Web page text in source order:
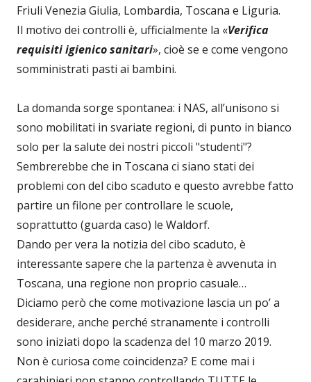
Friuli Venezia Giulia, Lombardia, Toscana e Liguria.
Il motivo dei controlli è, ufficialmente la «Verifica
requisiti igienico sanitari», cioè se e come vengono
somministrati pasti ai bambini.
La domanda sorge spontanea: i NAS, all’unisono si
sono mobilitati in svariate regioni, di punto in bianco
solo per la salute dei nostri piccoli "studenti"?
Sembrerebbe che in Toscana ci siano stati dei
problemi con del cibo scaduto e questo avrebbe fatto
partire un filone per controllare le scuole,
soprattutto (guarda caso) le Waldorf.
Dando per vera la notizia del cibo scaduto, è
interessante sapere che la partenza è avvenuta in
Toscana, una regione non proprio casuale…
Diciamo però che come motivazione lascia un po’ a
desiderare, anche perché stranamente i controlli
sono iniziati dopo la scadenza del 10 marzo 2019.
Non è curiosa come coincidenza? E come mai i